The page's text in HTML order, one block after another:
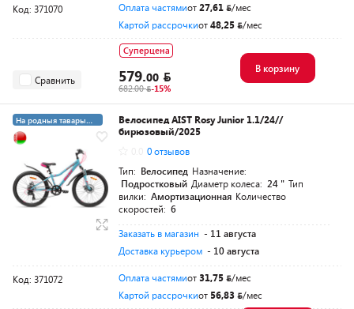
Код: 371070 Оплата частямиот27,61
/мес
Картой рассрочкиот48,25 /мес
Сравнить
Суперцена
579.00
682.00 -15%
В корзину
На родныя тавары
4%
5+19 суперкредит
Велосипед AIST Rosy Junior 1.1/24//
бирюзовый/2025
0 отзывов
Тип: Велосипед Назначение:
Подростковый Диаметр колеса: 24 " Тип
вилки: Амортизационная Количество
скоростей: 6
Заказать в магазин - 11 августа
Доставка курьером - 10 августа
Код: 371072 Оплата частямиот31,75
/мес
Картой рассрочкиот 56,83 /мес